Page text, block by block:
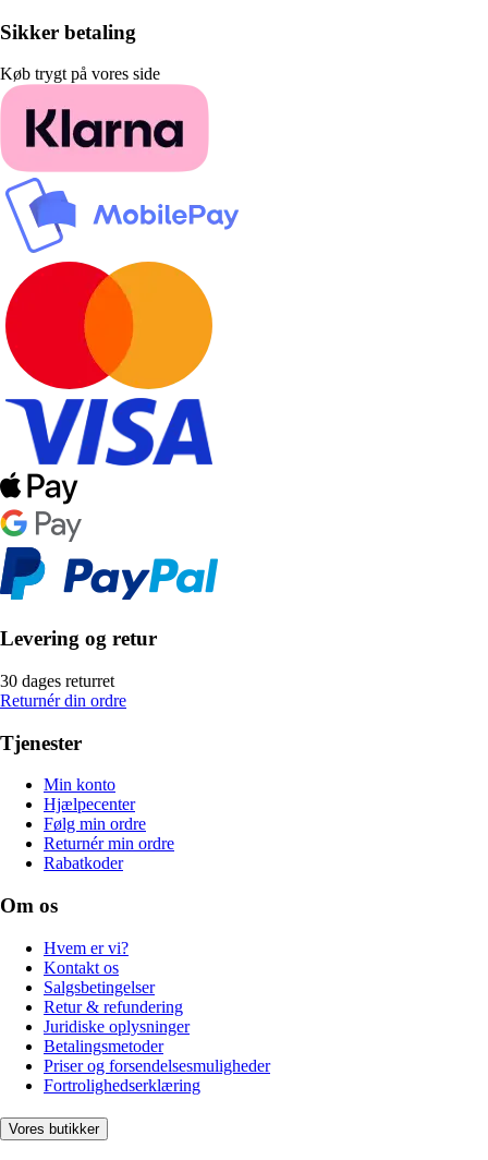
Sikker betaling
Køb trygt på vores side
Levering og retur
30 dages returret
Returnér din ordre
Tjenester
Min konto
Hjælpecenter
Følg min ordre
Returnér min ordre
Rabatkoder
Om os
Hvem er vi?
Kontakt os
Salgsbetingelser
Retur & refundering
Juridiske oplysninger
Betalingsmetoder
Priser og forsendelsesmuligheder
Fortrolighedserklæring
Vores butikker